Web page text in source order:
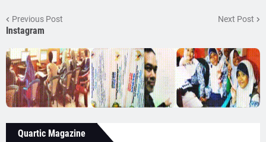
Previous Post Next Post
Instagram
Quartic Magazine